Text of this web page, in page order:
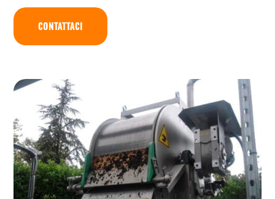
CONTATTACI